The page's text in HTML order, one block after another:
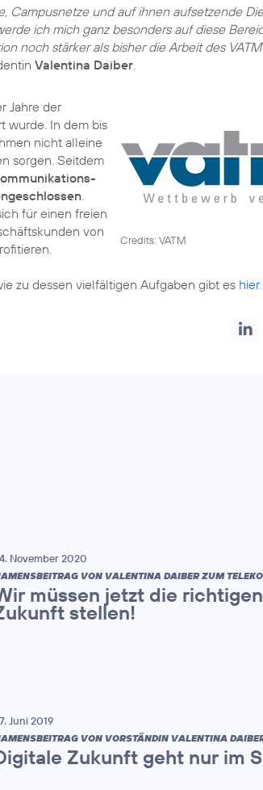
Campusnetze und auf ihnen aufsetzende
ich mich ganz besonders auf diese
noch stärker als bisher die Arbeit des VATM
Valentina Daiber.
Credits: VATM
Jahre der
wurde. In dem bis
nicht alleine
sorgen. Seitdem
.
für einen freien
von
zu dessen vielfältigen Aufgaben gibt es hier.
November 2020
VON VALENTINA DAIBER ZUM
müssen jetzt die
stellen!
Juni 2019
VON VORSTÄNDIN VALENTINA
Zukunft geht nur im